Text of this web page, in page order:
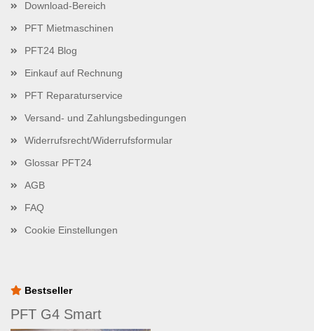
Download-Bereich
PFT Mietmaschinen
PFT24 Blog
Einkauf auf Rechnung
PFT Reparaturservice
Versand- und Zahlungsbedingungen
Widerrufsrecht/Widerrufsformular
Glossar PFT24
AGB
FAQ
Cookie Einstellungen
Bestseller
PFT G4 Smart